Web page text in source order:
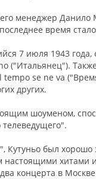
менеджер Данило
время
7 июля 1943
("Итальянец").
tempo se ne va
других.
шоуменом,
Кутуньо был
настоящими хитами
концерта в